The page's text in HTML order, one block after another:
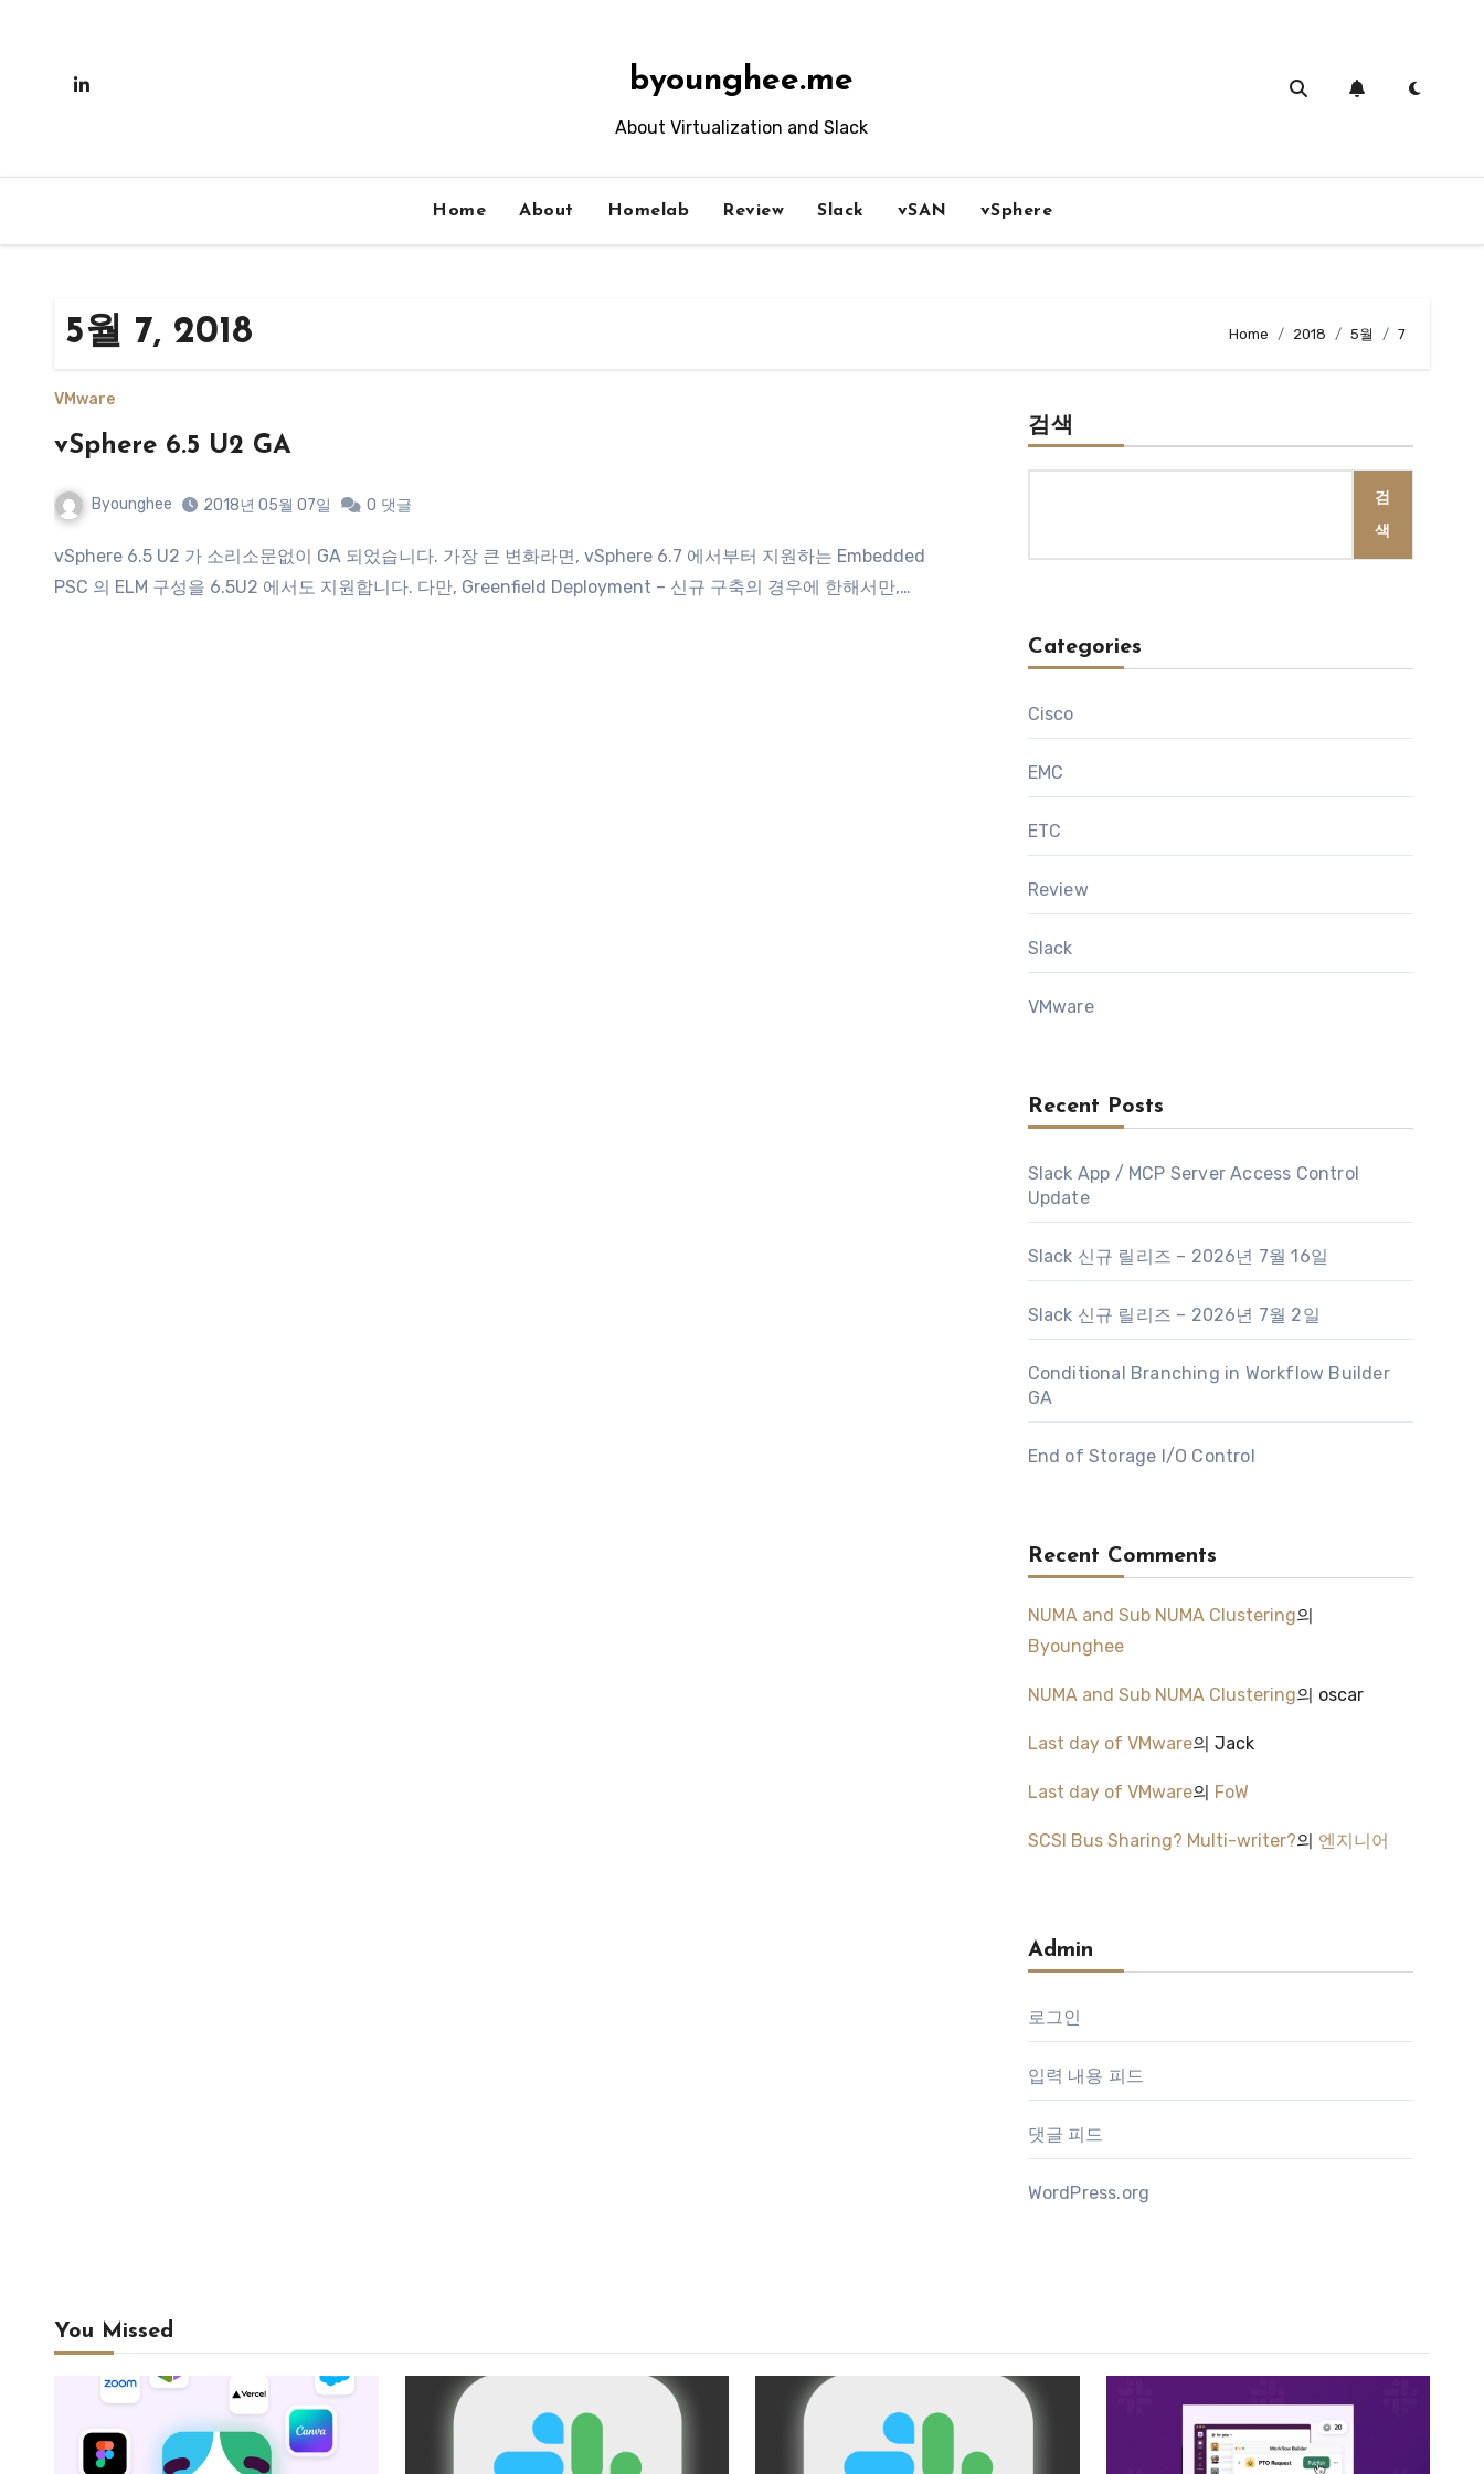
byounghee.me
About Virtualization and Slack
Home About Homelab Review Slack vSAN vSphere
5월 7, 2018 Home 2018 5월 7
VMware
vSphere 6.5 U2 GA
Byounghee 2018년 05월 07일 0 댓글
vSphere 6.5 U2 가 소리소문없이 GA 되었습니다. 가장 큰 변화라면, vSphere 6.7 에서부터 지원하는 Embedded
PSC 의 ELM 구성을 6.5U2 에서도 지원합니다. 다만, Greenfield Deployment – 신규 구축의 경우에 한해서만,…
검색
검
색
Categories
Cisco
EMC
ETC
Review
Slack
VMware
Recent Posts
Slack App / MCP Server Access Control
Update
Slack 신규 릴리즈 – 2026년 7월 16일
Slack 신규 릴리즈 – 2026년 7월 2일
Conditional Branching in Workflow Builder
GA
End of Storage I/O Control
Recent Comments
NUMA and Sub NUMA Clustering의
Byounghee
NUMA and Sub NUMA Clustering의 oscar
Last day of VMware의 Jack
Last day of VMware의 FoW
SCSI Bus Sharing? Multi-writer?의 엔지니어
Admin
로그인
입력 내용 피드
댓글 피드
WordPress.org
You Missed